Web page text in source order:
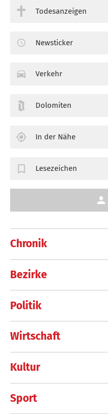
Chronik
Bezirke
Politik
Wirtschaft
Kultur
Sport
Todesanzeigen
Newsticker
Verkehr
Dolomiten
In der Nähe
Lesezeichen